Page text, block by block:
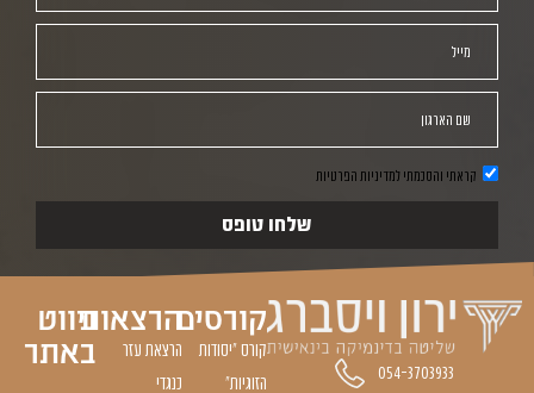
מייל
שם הארגון
קראתי והסכמתי למדיניות הפרטיות
שלחו טופס
קורסים
קורס "יסודות
הזוגיות״
הרצאות
הרצאת עזר
כנגדי
ניווט
באתר
054-3703933